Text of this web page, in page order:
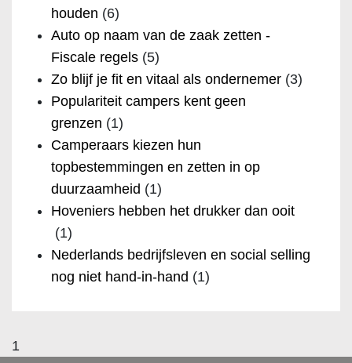
houden (6)
Auto op naam van de zaak zetten -
Fiscale regels (5)
Zo blijf je fit en vitaal als ondernemer (3)
Populariteit campers kent geen
grenzen (1)
Camperaars kiezen hun
topbestemmingen en zetten in op
duurzaamheid (1)
Hoveniers hebben het drukker dan ooit
(1)
Nederlands bedrijfsleven en social selling
nog niet hand-in-hand (1)
1